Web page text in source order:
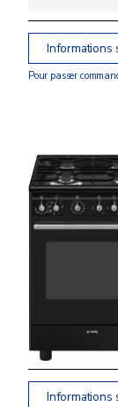
Informations
Pour passer
Informations